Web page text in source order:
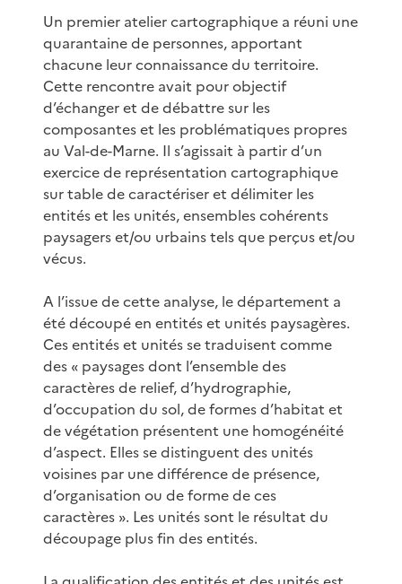
Un premier atelier cartographique a réuni une
quarantaine de personnes, apportant
chacune leur connaissance du territoire.
Cette rencontre avait pour objectif
d’échanger et de débattre sur les
composantes et les problématiques propres
au Val-de-Marne. Il s’agissait à partir d’un
exercice de représentation cartographique
sur table de caractériser et délimiter les
entités et les unités, ensembles cohérents
paysagers et/ou urbains tels que perçus et/ou
vécus.
A l’issue de cette analyse, le département a
été découpé en entités et unités paysagères.
Ces entités et unités se traduisent comme
des « paysages dont l’ensemble des
caractères de relief, d’hydrographie,
d’occupation du sol, de formes d’habitat et
de végétation présentent une homogénéité
d’aspect. Elles se distinguent des unités
voisines par une différence de présence,
d’organisation ou de forme de ces
caractères ». Les unités sont le résultat du
découpage plus fin des entités.